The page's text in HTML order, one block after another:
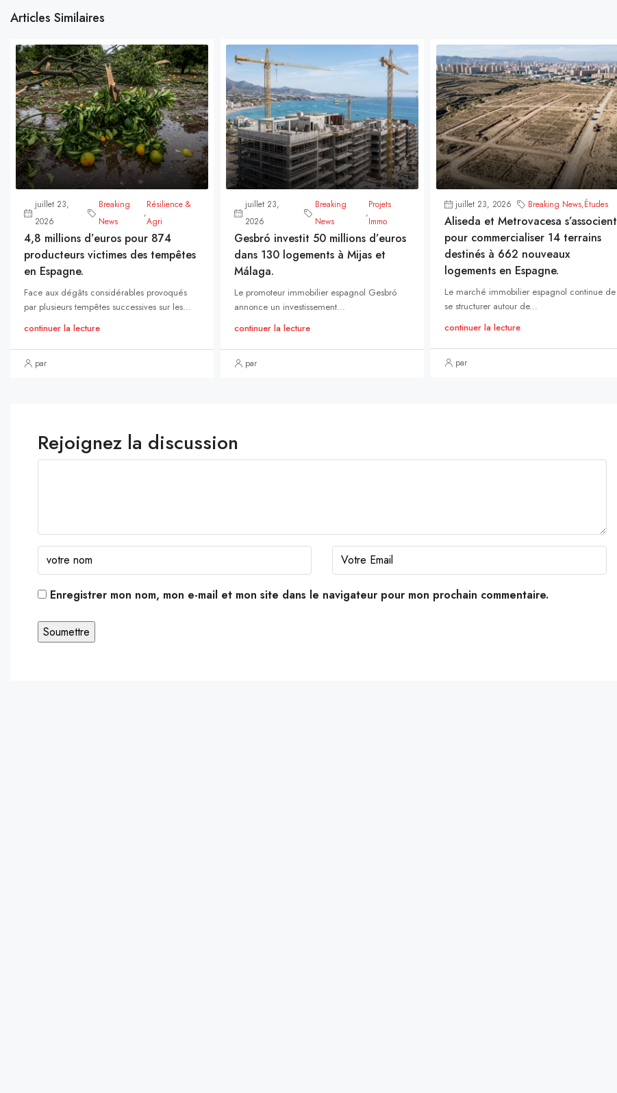
Articles Similaires
juillet 23,
2026
Breaking
News
,
Résilience &
Agri
4,8 millions d’euros pour 874
producteurs victimes des tempêtes
en Espagne.
Face aux dégâts considérables provoqués
par plusieurs tempêtes successives sur les...
continuer la lecture
par
juillet 23,
2026
Breaking
News
,
Projets
Immo
Gesbró investit 50 millions d’euros
dans 130 logements à Mijas et
Málaga.
Le promoteur immobilier espagnol Gesbró
annonce un investissement...
continuer la lecture
par
juillet 23, 2026 Breaking News,Études
Aliseda et Metrovacesa s’associent
pour commercialiser 14 terrains
destinés à 662 nouveaux
logements en Espagne.
Le marché immobilier espagnol continue de
se structurer autour de...
continuer la lecture
par
Rejoignez la discussion
Enregistrer mon nom, mon e-mail et mon site dans le navigateur pour mon prochain commentaire.